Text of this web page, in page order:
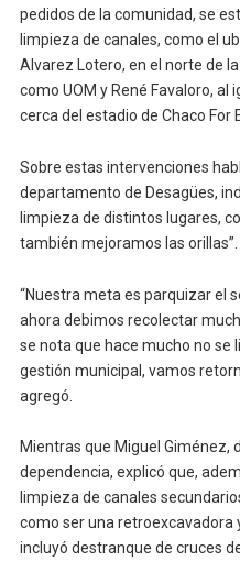
pedidos de la comunidad, se
limpieza de canales, como el
Alvarez Lotero, en el norte de
como UOM y René Favaloro, al
cerca del estadio de Chaco For
Sobre estas intervenciones
departamento de Desagües,
limpieza de distintos lugares,
también mejoramos las orillas”.
“Nuestra meta es parquizar el
ahora debimos recolectar
se nota que hace mucho no se
gestión municipal, vamos
agregó.
Mientras que Miguel Giménez,
dependencia, explicó que,
limpieza de canales
como ser una retroexcavadora
incluyó destranque de cruces